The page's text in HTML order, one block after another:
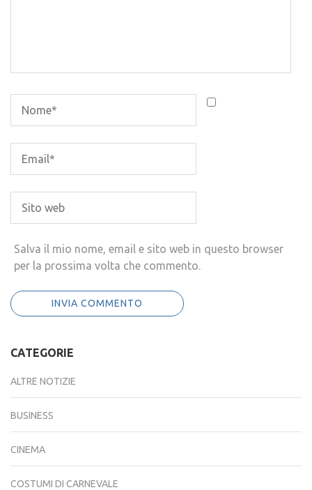
Salva il mio nome, email e sito web in questo browser
per la prossima volta che commento.
CATEGORIE
ALTRE NOTIZIE
BUSINESS
CINEMA
COSTUMI DI CARNEVALE